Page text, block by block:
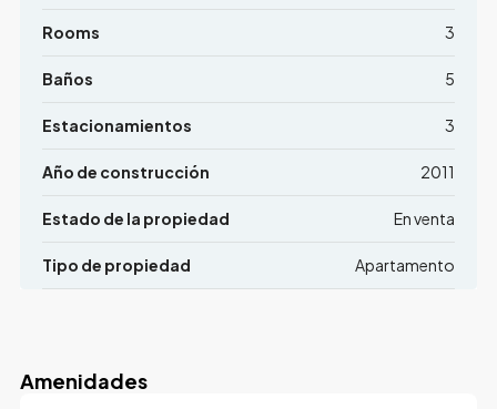
Rooms 3
Baños 5
Estacionamientos 3
Año de construcción 2011
Estado de la propiedad En venta
Tipo de propiedad Apartamento
Amenidades